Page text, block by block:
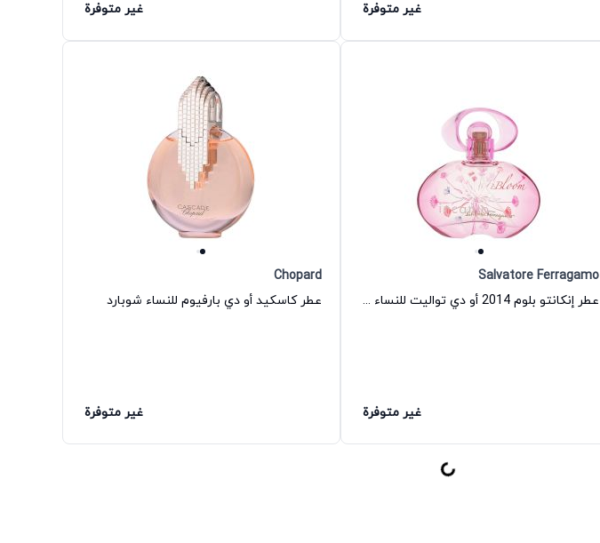
غير متوفرة غير متوفرة
Salvatore Ferragamo
عطر إنكانتو بلوم 2014 أو دي تواليت للنساء سلفاتور فيراغامو
غير متوفرة
Chopard
عطر كاسكيد أو دي بارفيوم للنساء شوبارد
غير متوفرة